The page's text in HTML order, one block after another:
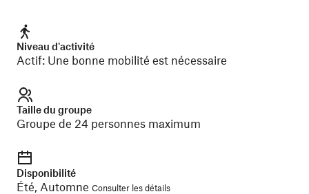
Niveau d'activité
Actif: Une bonne mobilité est nécessaire
Taille du groupe
Groupe de 24 personnes maximum
Disponibilité
Été, Automne Consulter les détails